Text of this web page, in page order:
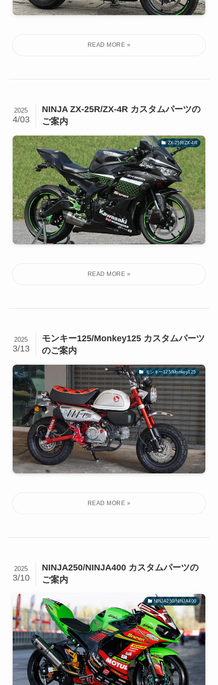
NINJA ZX-25R/ZX-4R カスタムパーツの
ご案内
2025
4/03
ZX-25R/ZX-4R
モンキー125/Monkey125 カスタムパーツ
のご案内
2025
3/13
モンキー125/Monkey125
NINJA250/NINJA400 カスタムパーツの
ご案内
2025
3/10
NINJA250/NINJA400